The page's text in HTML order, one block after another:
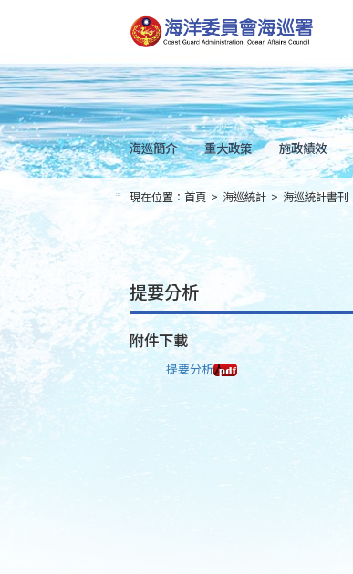
到
主
內
容
Skip
to
main
content
海巡簡介 重大政策 施政績效
::: 現在位置： 首頁 > 海巡統計 > 海巡統計書刊
提要分析
附件下載
提要分析